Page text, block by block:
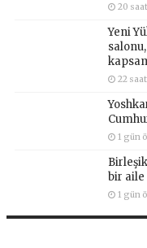
20
Yeni
22
1 gün
bir
1 gün